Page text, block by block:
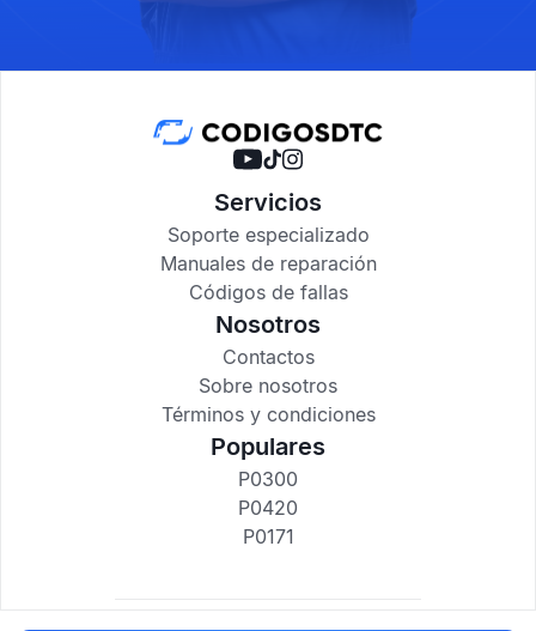
Servicios
Soporte especializado
Manuales de reparación
Códigos de fallas
Nosotros
Contactos
Sobre nosotros
Términos y condiciones
Populares
P0300
P0420
P0171